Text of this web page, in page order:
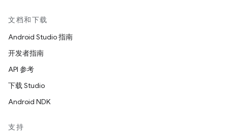
文档和下载
Android Studio 指南
开发者指南
API 参考
下载 Studio
Android NDK
支持